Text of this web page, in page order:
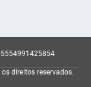
os direitos reservados.